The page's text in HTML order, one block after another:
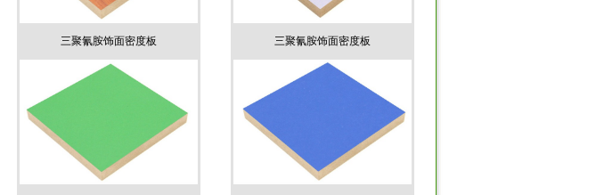
三聚氰胺饰面密度板 三聚氰胺饰面密度板